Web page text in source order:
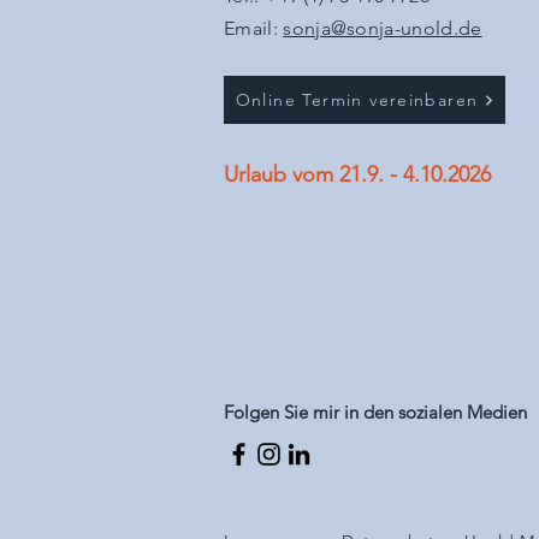
Email:sonja@sonja-unold.de
Online Termin vereinbaren
Urlaub vom 21.9. - 4.10.2026
Folgen Sie mir in den sozialen Medien